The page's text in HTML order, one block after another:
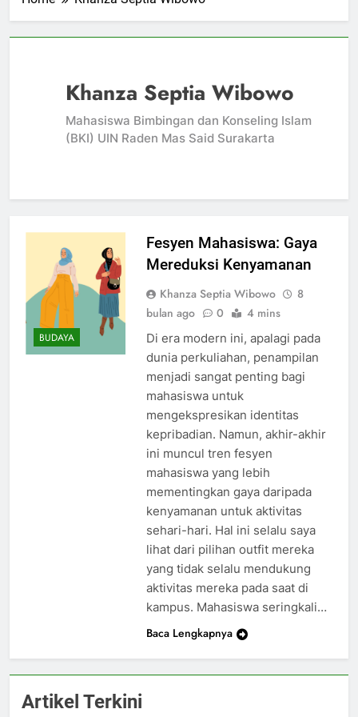
Khanza Septia Wibowo
Mahasiswa Bimbingan dan Konseling Islam
(BKI) UIN Raden Mas Said Surakarta
BUDAYA
Fesyen Mahasiswa: Gaya
Mereduksi Kenyamanan
Khanza Septia Wibowo
8
bulan ago
0 4 mins
Di era modern ini, apalagi pada
dunia perkuliahan, penampilan
menjadi sangat penting bagi
mahasiswa untuk
mengekspresikan identitas
kepribadian. Namun, akhir-akhir
ini muncul tren fesyen
mahasiswa yang lebih
mementingkan gaya daripada
kenyamanan untuk aktivitas
sehari-hari. Hal ini selalu saya
lihat dari pilihan outfit mereka
yang tidak selalu mendukung
aktivitas mereka pada saat di
kampus. Mahasiswa seringkali…
Baca Lengkapnya
Artikel Terkini